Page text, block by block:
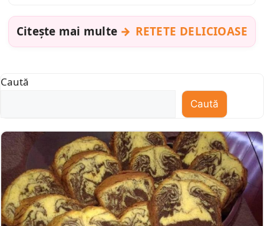
Citește mai multe RETETE DELICIOASE
Caută
Caută